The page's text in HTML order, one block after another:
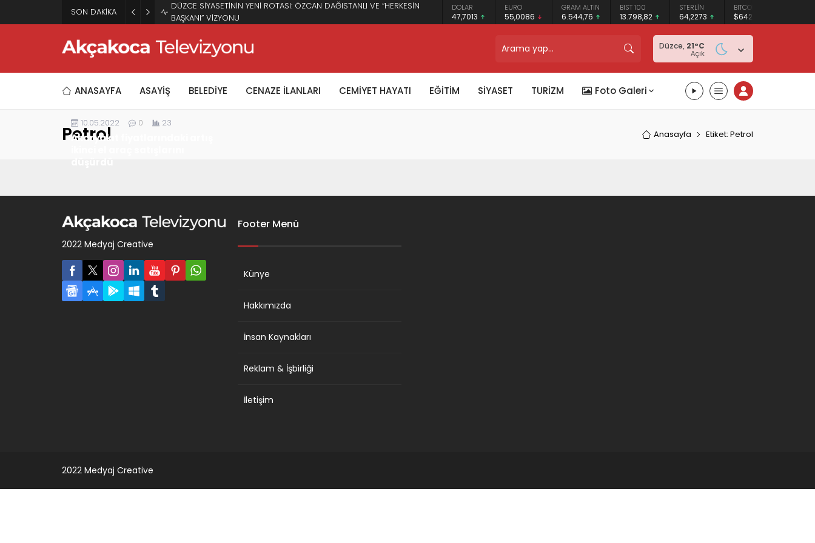
SON DAKİKA
DÜZCE SİYASETİNİN YENİ ROTASI: ÖZCAN DAĞISTANLI VE “HERKESİN
BAŞKANI” VİZYONU
DOLAR
47,7013
EURO
55,0086
GRAM ALTIN
6.544,76
BIST 100
13.798,82
STERLİN
64,2273
BITCOIN
$64278
Düzce, 21°C
Açık
ANASAYFA ASAYİŞ BELEDİYE CENAZE İLANLARI CEMİYET HAYATI EĞİTİM SİYASET TURİZM Foto Galeri
Petrol Anasayfa Etiket: Petrol
Akaryakıt fiyatlarındaki artış
10.05.2022 0 23
2022 Medyaj Creative
Footer Menü
Künye
Hakkımızda
İnsan Kaynakları
Reklam & İşbirliği
İletişim
2022 Medyaj Creative